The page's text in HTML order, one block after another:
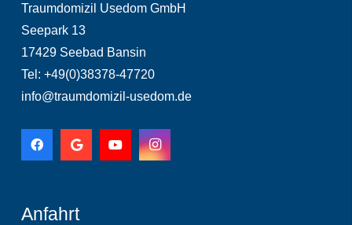
Traumdomizil Usedom GmbH
Seepark 13
17429 Seebad Bansin
Tel: +49(0)38378-47720
info@traumdomizil-usedom.de
Anfahrt